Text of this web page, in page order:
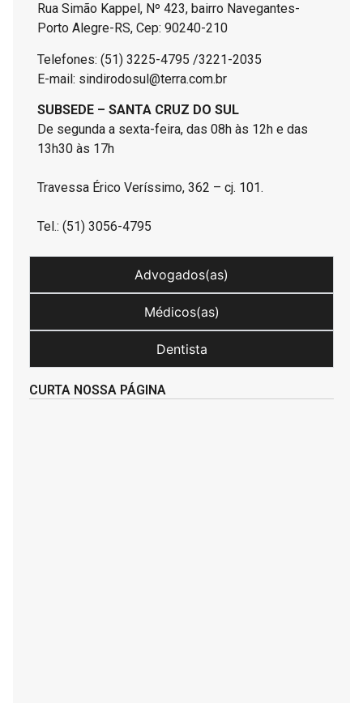
Rua Simão Kappel, Nº 423, bairro Navegantes-
Porto Alegre-RS, Cep: 90240-210
Telefones: (51) 3225-4795 /3221-2035
E-mail: sindirodosul@terra.com.br
SUBSEDE – SANTA CRUZ DO SUL
De segunda a sexta-feira, das 08h às 12h e das
13h30 às 17h
Travessa Érico Veríssimo, 362 – cj. 101.
Tel.: (51) 3056-4795
Advogados(as)
Médicos(as)
Dentista
CURTA NOSSA PÁGINA